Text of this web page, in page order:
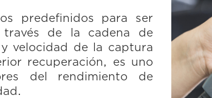
predefinidos para ser
de la cadena de
velocidad de la captura
recuperación, es uno
del rendimiento de